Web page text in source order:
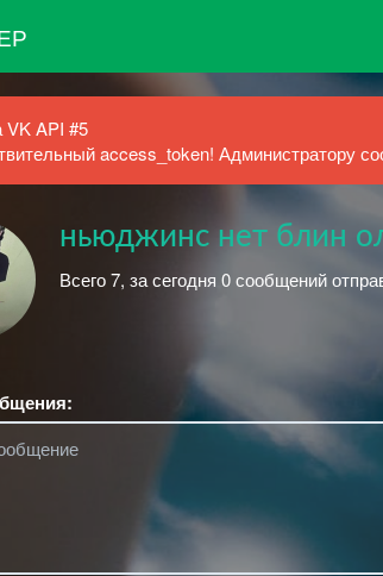
API #5
access_token! Администратору
ньюджинс нет блин
Всего 7, за сегодня 0 сообщений